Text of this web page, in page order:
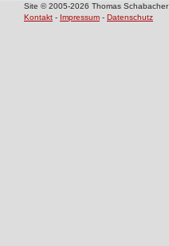
Site © 2005-2026 Thomas Schabacher
Kontakt - Impressum - Datenschutz